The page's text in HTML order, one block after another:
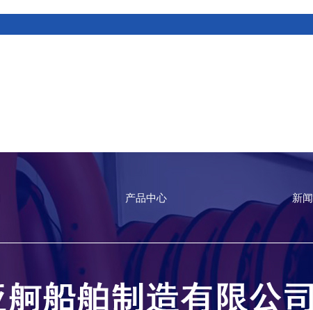
产品中心 新